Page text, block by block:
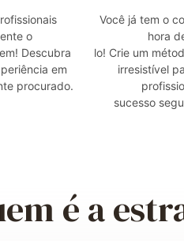
o
Descubra
em
procurado.
Você já tem o
hora
lo! Crie um
irresistível
sucesso
é a